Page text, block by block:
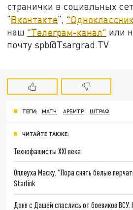
странички в социальных
"Вконтакте",
наш "Телеграм-канал" или
почту spb@Tsargrad.TV
ТЕГИ: МАТЧ АРБИТР ШТРАФ
ЧИТАЙТЕ ТАКЖЕ:
Технофашисты XXI века
Оплеуха Маску. "Пора снять белые
Starlink
Даня с Дашей спаслись от боевиков